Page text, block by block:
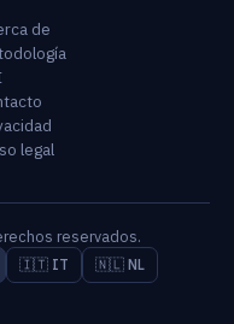
de
legal
reservados.
🇮🇹 IT
🇳🇱 NL